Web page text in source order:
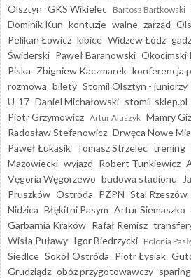
Olsztyn GKS Wikielec Bartosz Bartkowski
Dominik Kun kontuzje walne zarząd
Pelikan Łowicz kibice Widzew Łódź
Świderski Paweł Baranowski Okocimski
Piska Zbigniew Kaczmarek konferencja
rozmowa bilety Stomil Olsztyn - juniorzy
U-17 Daniel Michałowski stomil-sklep.pl
Piotr Grzymowicz Artur Aluszyk Mamry
Radosław Stefanowicz Drwęca Nowe
Paweł Łukasik Tomasz Strzelec trening
Mazowiecki wyjazd Robert Tunkiewicz
Vęgoria Węgorzewo budowa stadionu
Pruszków Ostróda PZPN Stal Rzeszów
Nidzica Błękitni Pasym Artur Siemaszko
Garbarnia Kraków Rafał Remisz
Wisła Puławy Igor Biedrzycki Polonia
Siedlce Sokół Ostróda Piotr Łysiak
Grudziądz obóz przygotowawczy sparing